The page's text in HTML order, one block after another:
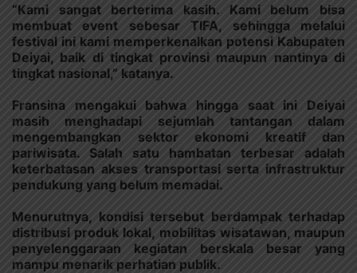
“Kami sangat berterima kasih. Kami belum bisa
membuat event sebesar TIFA, sehingga melalui
festival ini kami memperkenalkan potensi Kabupaten
Deiyai, baik di tingkat provinsi maupun nantinya di
tingkat nasional,” katanya.
Fransina mengakui bahwa hingga saat ini Deiyai
masih menghadapi sejumlah tantangan dalam
mengembangkan sektor ekonomi kreatif dan
pariwisata. Salah satu hambatan terbesar adalah
keterbatasan akses transportasi serta infrastruktur
pendukung yang belum memadai.
Menurutnya, kondisi tersebut berdampak terhadap
distribusi produk lokal, mobilitas wisatawan, maupun
penyelenggaraan kegiatan berskala besar yang
mampu menarik perhatian publik.